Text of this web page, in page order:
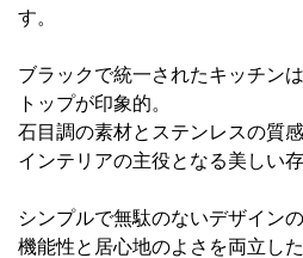
す。
ブラックで統一されたキッチン
トップが印象的。
石目調の素材とステンレスの質感
インテリアの主役となる美しい
シンプルで無駄のないデザインの
機能性と居心地のよさを両立し